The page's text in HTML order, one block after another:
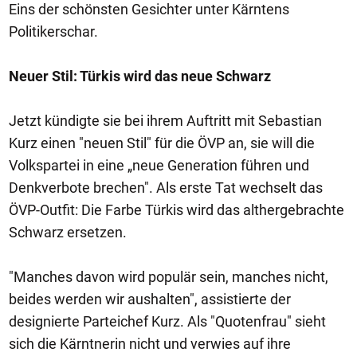
Eins der schönsten Gesichter unter Kärntens
Politikerschar.
Neuer Stil: Türkis wird das neue Schwarz
Jetzt kündigte sie bei ihrem Auftritt mit Sebastian
Kurz einen "neuen Stil" für die ÖVP an, sie will die
Volkspartei in eine „neue Generation führen und
Denkverbote brechen". Als erste Tat wechselt das
ÖVP-Outfit: Die Farbe Türkis wird das althergebrachte
Schwarz ersetzen.
"Manches davon wird populär sein, manches nicht,
beides werden wir aushalten", assistierte der
designierte Parteichef Kurz. Als "Quotenfrau" sieht
sich die Kärntnerin nicht und verwies auf ihre